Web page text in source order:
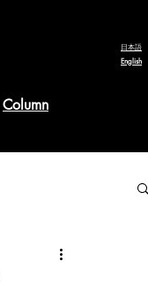
Column
​日本語
English